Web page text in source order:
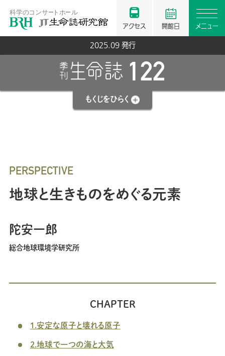
開館日 メニュー
アクセス
2025.09 発行
もくじをひらく
122
PERSPECTIVE
地球と生きものをめぐる元素
陀安一郎
総合地球環境学研究所
CHAPTER
1.安定な原子と壊れる原子
2.地球で一つの海と大気